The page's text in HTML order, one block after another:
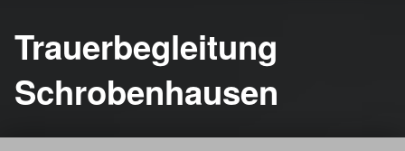
Trauerbegleitung
Schrobenhausen